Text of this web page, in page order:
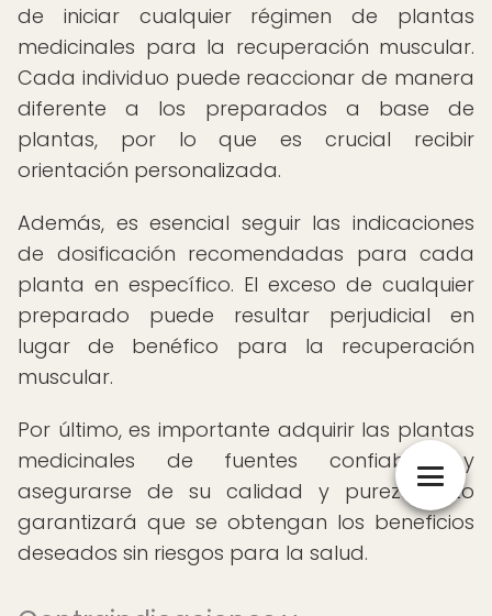
de iniciar cualquier régimen de plantas
medicinales para la recuperación muscular.
Cada individuo puede reaccionar de manera
diferente a los preparados a base de
plantas, por lo que es crucial recibir
orientación personalizada.
Además, es esencial seguir las indicaciones
de dosificación recomendadas para cada
planta en específico. El exceso de cualquier
preparado puede resultar perjudicial en
lugar de benéfico para la recuperación
muscular.
Por último, es importante adquirir las plantas
medicinales de fuentes confiables y
asegurarse de su calidad y pureza. Esto
garantizará que se obtengan los beneficios
deseados sin riesgos para la salud.